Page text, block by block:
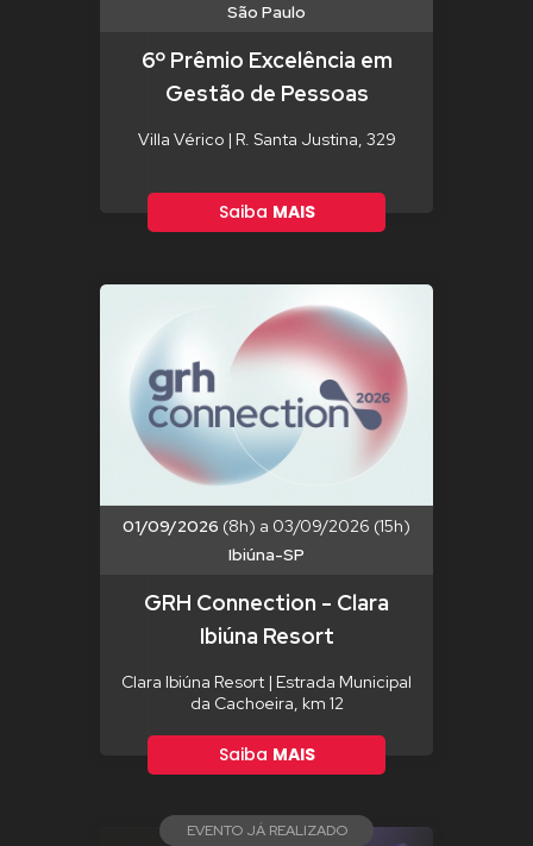
São Paulo
6º Prêmio Excelência em
Gestão de Pessoas
Villa Vérico | R. Santa Justina, 329
Saiba MAIS
01/09/2026 (8h) a 03/09/2026 (15h)
Ibiúna-SP
GRH Connection - Clara
Ibiúna Resort
Clara Ibiúna Resort | Estrada Municipal
da Cachoeira, km 12
Saiba MAIS
EVENTO JÁ REALIZADO